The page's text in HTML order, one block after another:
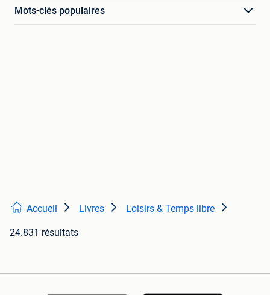
Mots-clés populaires
Accueil Livres Loisirs & Temps libre
24.831 résultats